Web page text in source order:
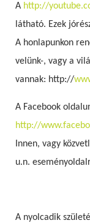
A http://
látható. Ezek
A honlapunkon
velünk-, vagy a
vannak: http://
A Facebook
http://
Innen, vagy
u.n.
A nyolcadik